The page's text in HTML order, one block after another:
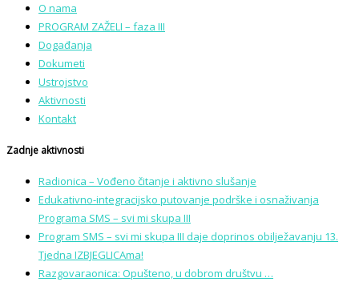
O nama
PROGRAM ZAŽELI – faza III
Događanja
Dokumeti
Ustrojstvo
Aktivnosti
Kontakt
Zadnje aktivnosti
Radionica – Vođeno čitanje i aktivno slušanje
Edukativno-integracijsko putovanje podrške i osnaživanja
Programa SMS – svi mi skupa III
Program SMS – svi mi skupa III daje doprinos obilježavanju 13.
Tjedna IZBJEGLICAma!
Razgovaraonica: Opušteno, u dobrom društvu …